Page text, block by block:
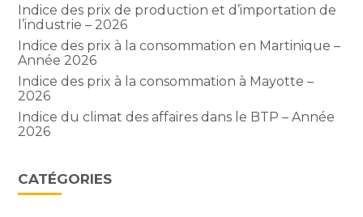
Indice des prix de production et d’importation de
l’industrie – 2026
Indice des prix à la consommation en Martinique –
Année 2026
Indice des prix à la consommation à Mayotte –
2026
Indice du climat des affaires dans le BTP – Année
2026
CATÉGORIES